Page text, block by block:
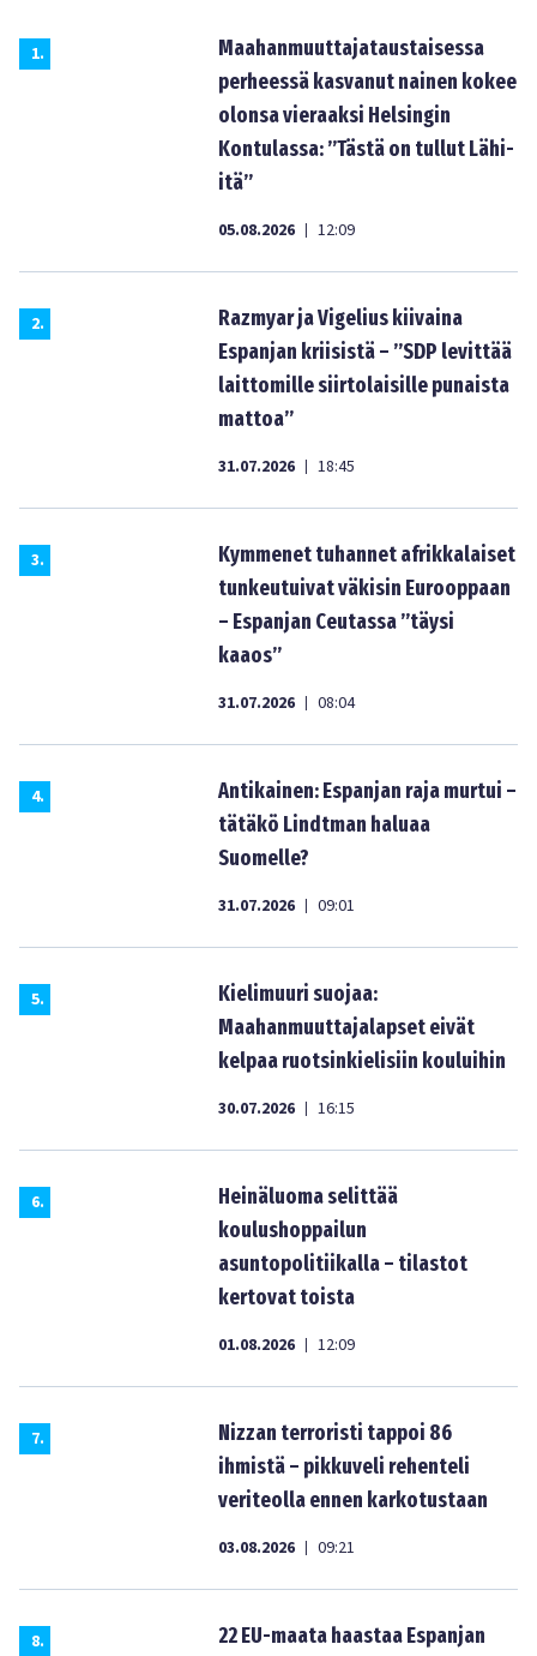
1.
Maahanmuuttajataustaisessa
perheessä kasvanut nainen kokee
olonsa vieraaksi Helsingin
Kontulassa: ”Tästä on tullut Lähi-
itä”
05.08.2026 | 12:09
2.
Razmyar ja Vigelius kiivaina
Espanjan kriisistä – ”SDP levittää
laittomille siirtolaisille punaista
mattoa”
31.07.2026 | 18:45
3.
Kymmenet tuhannet afrikkalaiset
tunkeutuivat väkisin Eurooppaan
– Espanjan Ceutassa ”täysi
kaaos”
31.07.2026 | 08:04
4.
Antikainen: Espanjan raja murtui –
tätäkö Lindtman haluaa
Suomelle?
31.07.2026 | 09:01
5.
Kielimuuri suojaa:
Maahanmuuttajalapset eivät
kelpaa ruotsinkielisiin kouluihin
30.07.2026 | 16:15
6.
Heinäluoma selittää
koulushoppailun
asuntopolitiikalla – tilastot
kertovat toista
01.08.2026 | 12:09
7.
Nizzan terroristi tappoi 86
ihmistä – pikkuveli rehenteli
veriteolla ennen karkotustaan
03.08.2026 | 09:21
8. 22 EU-maata haastaa Espanjan